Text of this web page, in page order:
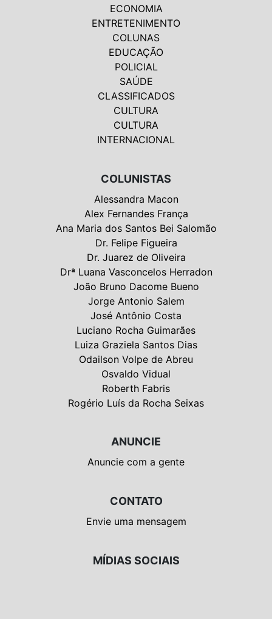
ECONOMIA
ENTRETENIMENTO
COLUNAS
EDUCAÇÃO
POLICIAL
SAÚDE
CLASSIFICADOS
CULTURA
CULTURA
INTERNACIONAL
COLUNISTAS
Alessandra Macon
Alex Fernandes França
Ana Maria dos Santos Bei Salomão
Dr. Felipe Figueira
Dr. Juarez de Oliveira
Drª Luana Vasconcelos Herradon
João Bruno Dacome Bueno
Jorge Antonio Salem
José Antônio Costa
Luciano Rocha Guimarães
Luiza Graziela Santos Dias
Odailson Volpe de Abreu
Osvaldo Vidual
Roberth Fabris
Rogério Luís da Rocha Seixas
ANUNCIE
Anuncie com a gente
CONTATO
Envie uma mensagem
MÍDIAS SOCIAIS